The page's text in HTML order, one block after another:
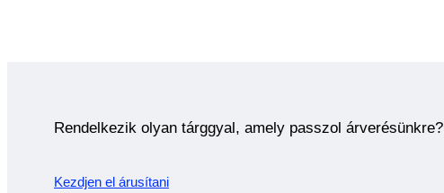
Rendelkezik olyan tárggyal, amely passzol árverésünkre?
Kezdjen el árusítani